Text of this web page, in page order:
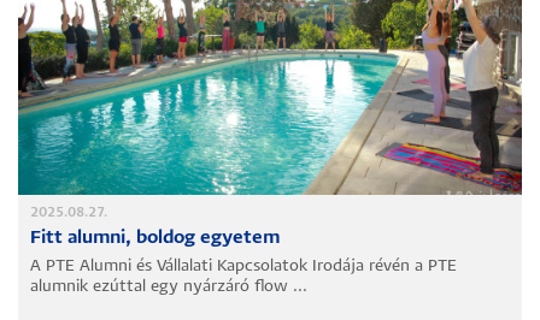
2025.08.27.
Fitt alumni, boldog egyetem
A PTE Alumni és Vállalati Kapcsolatok Irodája révén a PTE
alumnik ezúttal egy nyárzáró flow ...